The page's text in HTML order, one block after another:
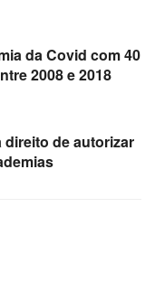
da Covid com 40
2008 e 2018
direito de autorizar